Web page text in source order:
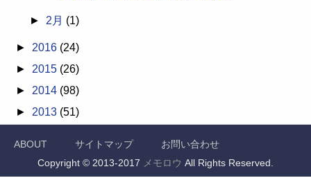
► 2月 (1)
► 2016 (24)
► 2015 (26)
► 2014 (98)
► 2013 (51)
ABOUT サイトマップ
お問い合わせ
Copyright © 2013-2017 メモロウ All Rights Reserved.